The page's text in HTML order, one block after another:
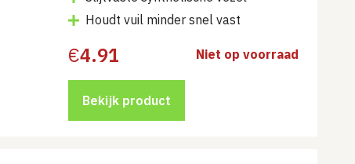
Houdt vuil minder snel vast
€4.91 Niet op voorraad
Bekijk product